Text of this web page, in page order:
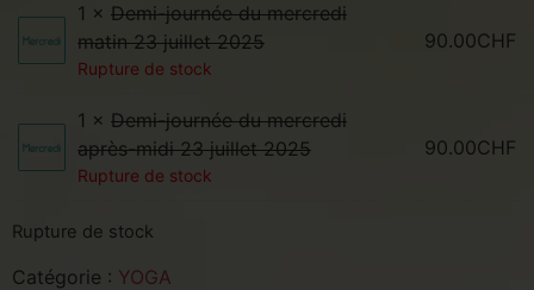
1 × Demi-journée du mercredi
matin 23 juillet 2025
Rupture de stock
90.00CHF
1 × Demi-journée du mercredi
après-midi 23 juillet 2025
Rupture de stock
90.00CHF
Rupture de stock
Catégorie : YOGA